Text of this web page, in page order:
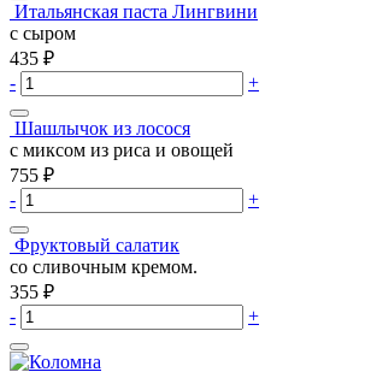
Итальянская паста Лингвини
с сыром
435 ₽
-
+
Шашлычок из лосося
с миксом из риса и овощей
755 ₽
-
+
Фруктовый салатик
со сливочным кремом.
355 ₽
-
+